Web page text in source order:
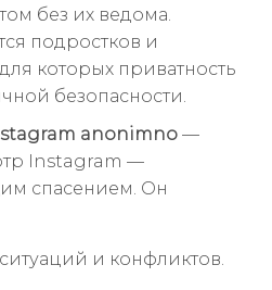
без их ведома.
подростков и
которых приватность
безопасности.
anonimno —
Instagram —
спасением. Он
и конфликтов.